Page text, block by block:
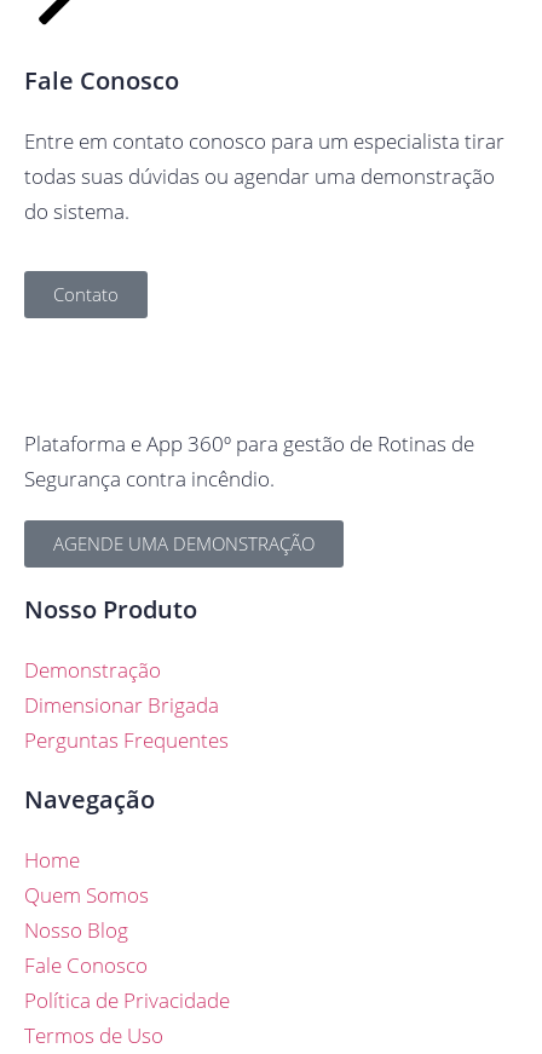
Fale Conosco
Entre em contato conosco para um especialista tirar
todas suas dúvidas ou agendar uma demonstração
do sistema.
Contato
Plataforma e App 360º para gestão de Rotinas de
Segurança contra incêndio.
AGENDE UMA DEMONSTRAÇÃO
Nosso Produto
Demonstração
Dimensionar Brigada
Perguntas Frequentes
Navegação
Home
Quem Somos
Nosso Blog
Fale Conosco
Política de Privacidade
Termos de Uso